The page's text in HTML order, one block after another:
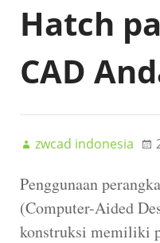
Hatch
CAD
zwcad indonesia
Penggunaan
(Computer-Aided
konstruksi memiliki